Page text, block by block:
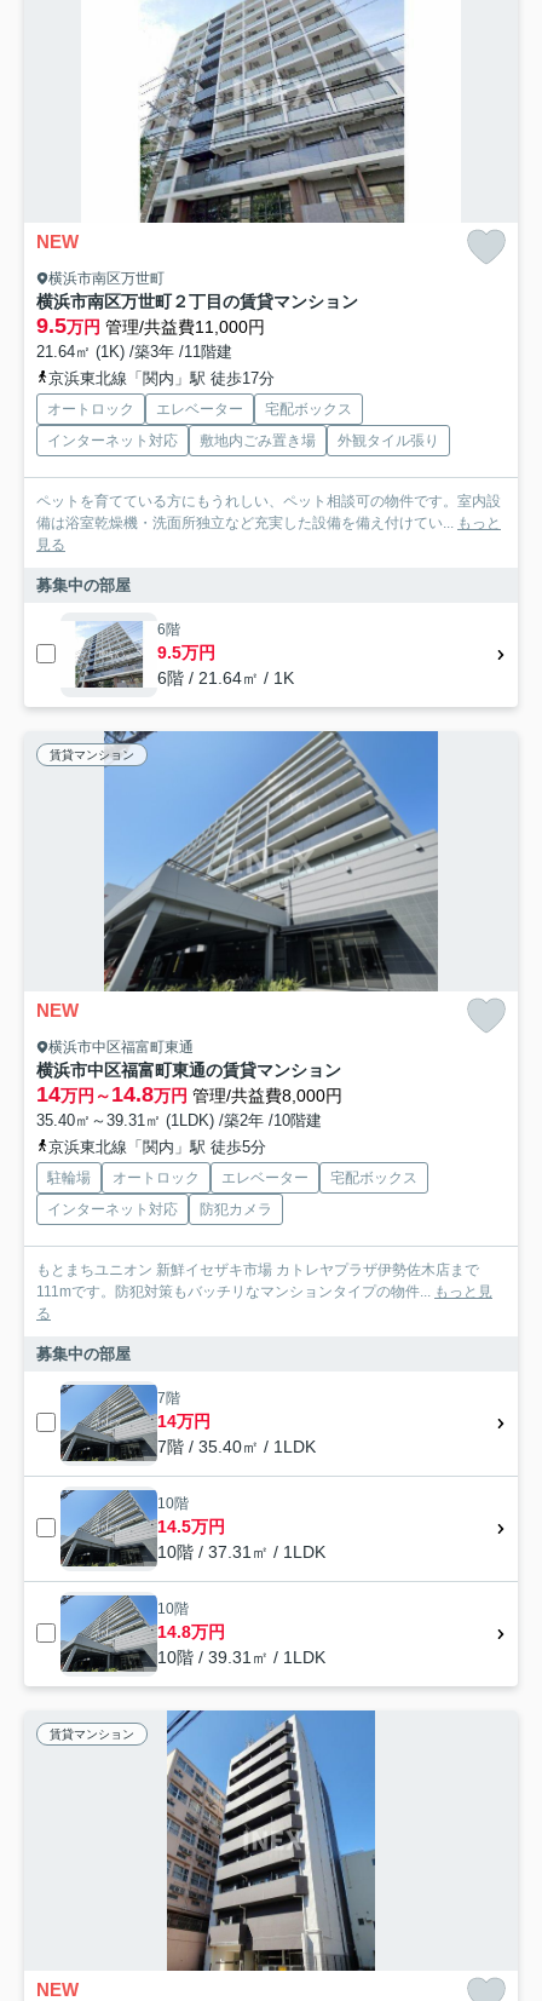
NEW
横浜市南区万世町
横浜市南区万世町２丁目の賃貸マンション
9.5万円 管理/共益費11,000円
21.64㎡ (1K) /築3年 /11階建
京浜東北線「関内」駅 徒歩17分
オートロック エレベーター
宅配ボックス
インターネット対応
敷地内ごみ置き場 外観タイル張り
ペットを育てている方にもうれしい、ペット相談可の物件です。室内設
備は浴室乾燥機・洗面所独立など充実した設備を備え付けてい...
もっと
見る
募集中の部屋
6階
9.5万円
6階 / 21.64㎡ / 1K
賃貸マンション
NEW
横浜市中区福富町東通
横浜市中区福富町東通の賃貸マンション
14万円～14.8万円 管理/共益費8,000円
35.40㎡～39.31㎡ (1LDK) /築2年 /10階建
京浜東北線「関内」駅 徒歩5分
駐輪場 オートロック エレベーター
宅配ボックス
インターネット対応
防犯カメラ
もとまちユニオン 新鮮イセザキ市場 カトレヤプラザ伊勢佐木店まで
111mです。防犯対策もバッチリなマンションタイプの物件...
もっと見
る
募集中の部屋
7階
14万円
7階 / 35.40㎡ / 1LDK
10階
14.5万円
10階 / 37.31㎡ / 1LDK
10階
14.8万円
10階 / 39.31㎡ / 1LDK
賃貸マンション
NEW